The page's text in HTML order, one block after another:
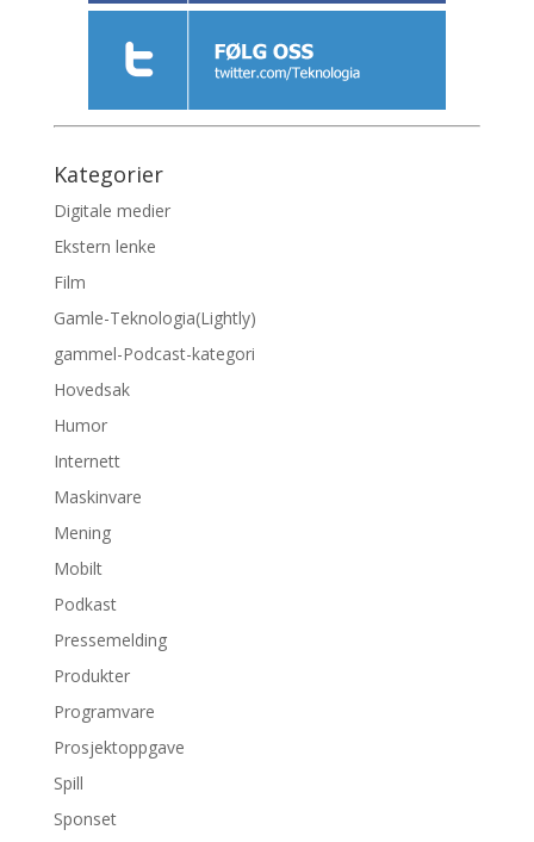
Kategorier
Digitale medier
Ekstern lenke
Film
Gamle-Teknologia(Lightly)
gammel-Podcast-kategori
Hovedsak
Humor
Internett
Maskinvare
Mening
Mobilt
Podkast
Pressemelding
Produkter
Programvare
Prosjektoppgave
Spill
Sponset